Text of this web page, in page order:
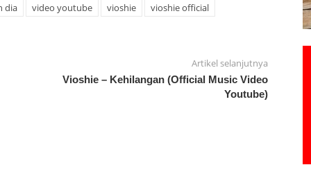
dia
video youtube vioshie vioshie official
Artikel selanjutnya
Vioshie – Kehilangan (Official Music Video
Youtube)